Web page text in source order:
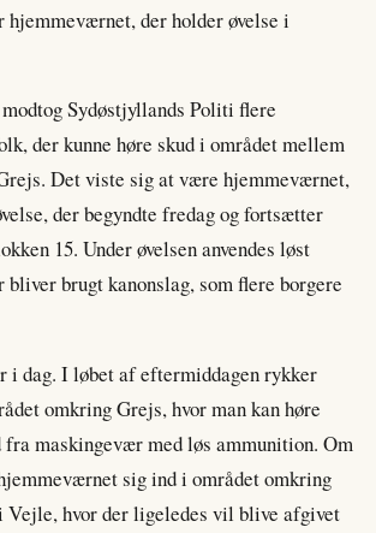
hjemmeværnet, der holder øvelse i
Sydøstjyllands Politi flere
der kunne høre skud i området mellem
Det viste sig at være hjemmeværnet,
der begyndte fredag og fortsætter
15. Under øvelsen anvendes løst
brugt kanonslag, som flere borgere
i dag. I løbet af eftermiddagen rykker
omkring Grejs, hvor man kan høre
maskingevær med løs ammunition. Om
sig ind i området omkring
Vejle, hvor der ligeledes vil blive afgivet